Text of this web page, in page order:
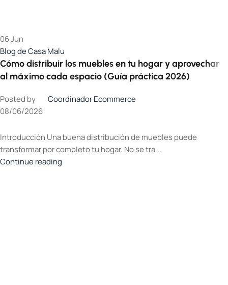
06Jun
Blog de Casa Malu
Cómo distribuir los muebles en tu hogar y aprovechar
al máximo cada espacio (Guía práctica 2026)
Posted by
Coordinador Ecommerce
08/06/2026
Introducción Una buena distribución de muebles puede
transformar por completo tu hogar. No se tra...
Continue reading